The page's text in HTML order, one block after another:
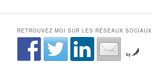
RETROUVEZ MOI SUR LES RÉSEAUX SOCIAUX
by